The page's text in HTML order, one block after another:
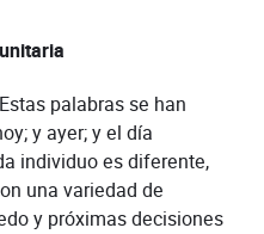
palabras se han
y ayer; y el día
individuo es diferente,
una variedad de
y próximas decisiones